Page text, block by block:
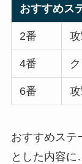
おすすめス
2番
4番
6番
おすすめステ
とした内容